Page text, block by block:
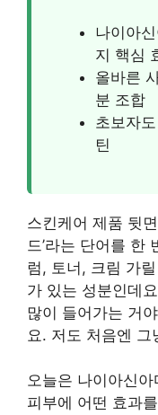
나이아
지 핵심
올바른
분 조합
초보자
틴
스킨케어 제품 뒷
드’라는 단어를 한
럼, 토너, 크림 가
가 있는 성분인데
많이 들어가는 거
요. 저도 처음엔 그
오늘은 나이아신
피부에 어떤 효과